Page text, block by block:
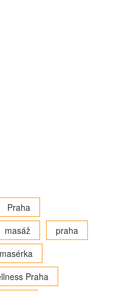
Praha
masáž
praha
masérka
Praha